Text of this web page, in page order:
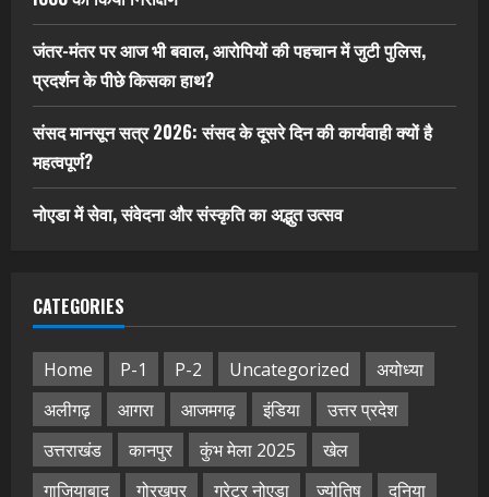
जंतर-मंतर पर आज भी बवाल, आरोपियों की पहचान में जुटी पुलिस,
प्रदर्शन के पीछे किसका हाथ?
संसद मानसून सत्र 2026: संसद के दूसरे दिन की कार्यवाही क्यों है
महत्वपूर्ण?
नोएडा में सेवा, संवेदना और संस्कृति का अद्भुत उत्सव
CATEGORIES
Home P-1 P-2 Uncategorized
अयोध्या
अलीगढ़
आगरा आजमगढ़ इंडिया
उत्तर प्रदेश
उत्तराखंड
कानपुर कुंभ मेला 2025
खेल
गाजियाबाद
गोरखपुर ग्रेटर नोएडा ज्योतिष दुनिया